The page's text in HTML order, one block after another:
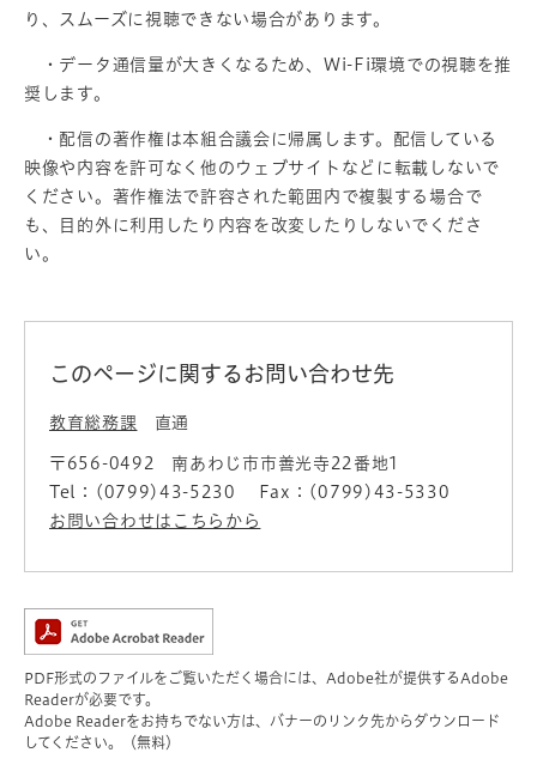
り、スムーズに視聴できない場合があります。
・データ通信量が大きくなるため、Wi-Fi環境での視聴を推
奨します。
・配信の著作権は本組合議会に帰属します。配信している
映像や内容を許可なく他のウェブサイトなどに転載しないで
ください。著作権法で許容された範囲内で複製する場合で
も、目的外に利用したり内容を改変したりしないでくださ
い。
このページに関するお問い合わせ先
教育総務課 直通
〒656-0492
南あわじ市市善光寺22番地1
Tel：(0799)43-5230
Fax：(0799)43-5330
お問い合わせはこちらから
PDF形式のファイルをご覧いただく場合には、Adobe社が提供するAdobe
Readerが必要です。
Adobe Readerをお持ちでない方は、バナーのリンク先からダウンロード
してください。（無料）